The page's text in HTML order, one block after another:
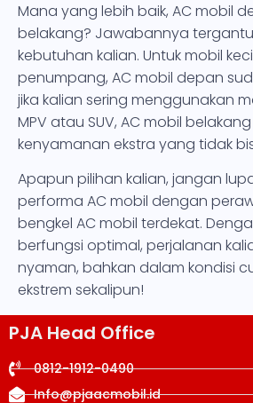
Mana yang lebih baik, AC mobil
belakang? Jawabannya
kebutuhan kalian. Untuk mobil
penumpang, AC mobil depan
jika kalian sering menggunakan
MPV atau SUV, AC mobil
kenyamanan ekstra yang tidak
Apapun pilihan kalian, jangan
performa AC mobil dengan
bengkel AC mobil terdekat.
berfungsi optimal, perjalanan
nyaman, bahkan dalam kondisi
ekstrem sekalipun!
PJA Head Office
0812-1912-0490
Info@pjaacmobil.id